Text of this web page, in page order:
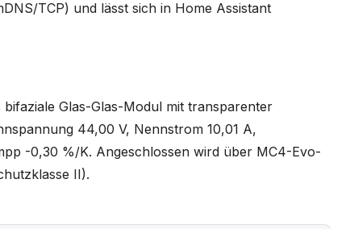
TCP) und lässt sich in Home Assistant
bifaziale Glas-Glas-Modul mit transparenter
44,00 V, Nennstrom 10,01 A,
-0,30 %/K. Angeschlossen wird über MC4-Evo-
II).